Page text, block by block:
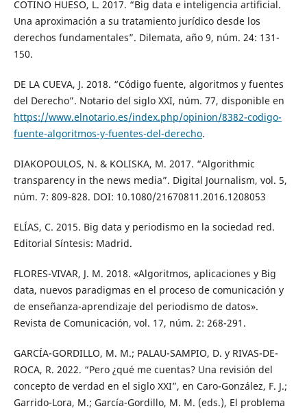
COTINO HUESO, L. 2017. “Big data e inteligencia artificial.
Una aproximación a su tratamiento jurídico desde los
derechos fundamentales”. Dilemata, año 9, núm. 24: 131-
150.
DE LA CUEVA, J. 2018. “Código fuente, algoritmos y fuentes
del Derecho”. Notario del siglo XXI, núm. 77, disponible en
https://www.elnotario.es/index.php/opinion/8382-codigo-
fuente-algoritmos-y-fuentes-del-derecho.
DIAKOPOULOS, N. & KOLISKA, M. 2017. “Algorithmic
transparency in the news media”. Digital Journalism, vol. 5,
núm. 7: 809-828. DOI: 10.1080/21670811.2016.1208053
ELÍAS, C. 2015. Big data y periodismo en la sociedad red.
Editorial Síntesis: Madrid.
FLORES-VIVAR, J. M. 2018. «Algoritmos, aplicaciones y Big
data, nuevos paradigmas en el proceso de comunicación y
de enseñanza-aprendizaje del periodismo de datos».
Revista de Comunicación, vol. 17, núm. 2: 268-291.
GARCÍA-GORDILLO, M. M.; PALAU-SAMPIO, D. y RIVAS-DE-
ROCA, R. 2022. “Pero ¿qué me cuentas? Una revisión del
concepto de verdad en el siglo XXI”, en Caro-González, F. J.;
Garrido-Lora, M.; García-Gordillo, M. M. (eds.), El problema